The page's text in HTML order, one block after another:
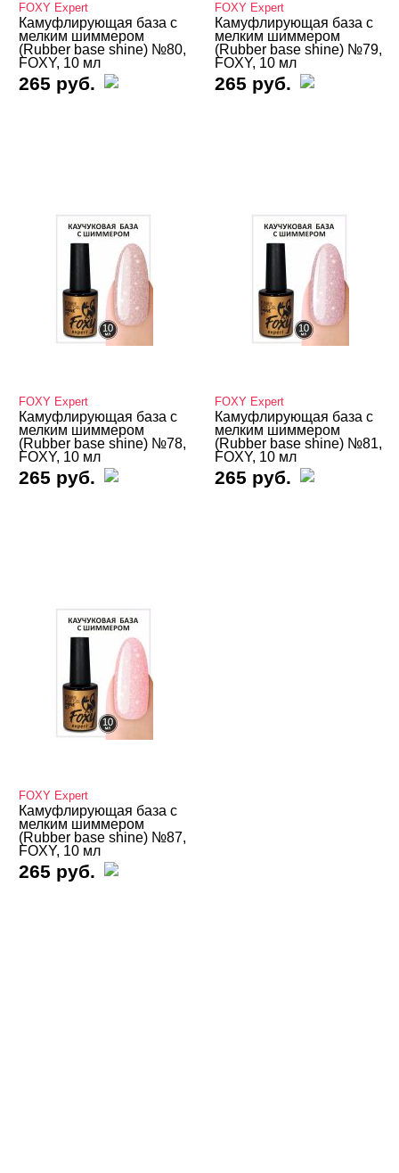
Базы камуфлирующие
База камулирующая Bloom
База камуфлирующая FOXY
База камуфлирующая MONAMI
База камуфлирующая Mystique
База камуфлирующая Nail Republic
База камуфлирующая SOTA
Бза камуфлирующая IMEN
Базы Неоновые
Базы с Поталью
Кошачий глаз MIO Nails
Кошачий глаз NOGTIKA
Кошачий глаз Магниты
Светоотражающие Nogtika
Термо THERMO
ТОП Кошачий глаз
Топы
FOXY Expert
Камуфлирующая база с
мелким шиммером
(Rubber base shine) №80,
FOXY, 10 мл
265 руб.
FOXY Expert
Камуфлирующая база с
мелким шиммером
(Rubber base shine) №79,
FOXY, 10 мл
265 руб.
FOXY Expert
Камуфлирующая база с
мелким шиммером
(Rubber base shine) №78,
FOXY, 10 мл
265 руб.
FOXY Expert
Камуфлирующая база с
мелким шиммером
(Rubber base shine) №81,
FOXY, 10 мл
265 руб.
FOXY Expert
Камуфлирующая база с
мелким шиммером
(Rubber base shine) №87,
FOXY, 10 мл
265 руб.